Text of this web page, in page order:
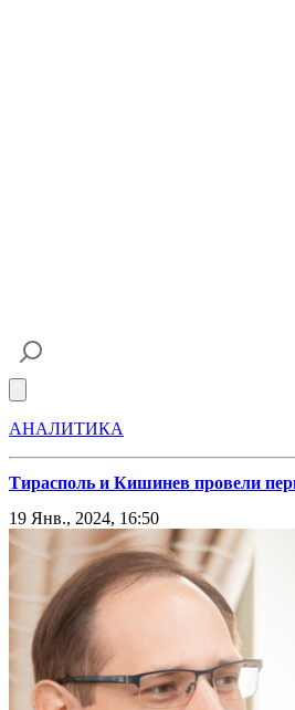
АНАЛИТИКА
Тирасполь и Кишинев провели
19 Янв., 2024, 16:50